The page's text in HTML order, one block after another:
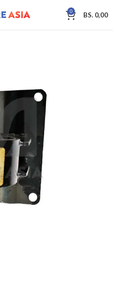
0 BS. 0,00